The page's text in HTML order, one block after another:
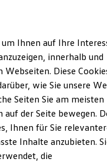
Ihnen auf Ihre
innerhalb und
Diese
wie Sie unsere
Seiten Sie am meisten
auf der Seite bewegen.
Ihnen für Sie
Inhalte anzubieten.
die